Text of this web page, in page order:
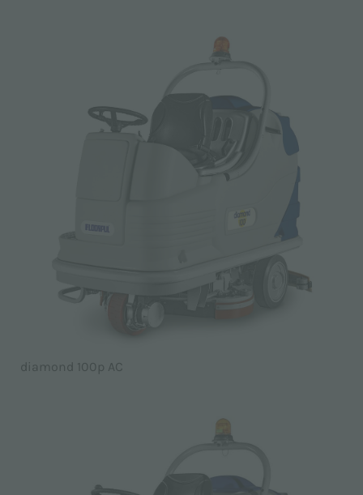
diamond 100p AC